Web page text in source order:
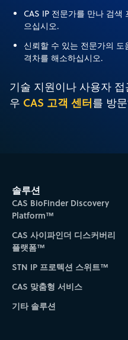
CAS IP 전문가를 만나 검
으십시오.
신뢰할 수 있는 전문가의
격차를 해소하십시오.
기술 지원이나 사용자
우 CAS 고객 센터를 방
솔루션
CAS BioFinder Discovery
Platform™
CAS 사이파인더 디스커버리
플랫폼™
STN IP 프로텍션 스위트™
CAS 맞춤형 서비스
기타 솔루션